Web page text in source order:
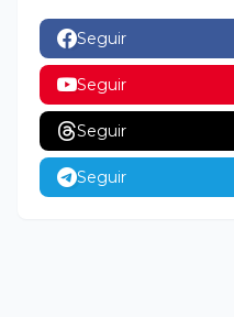
Seguir
Seguir
Seguir
Seguir